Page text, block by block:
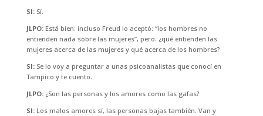
SI:Sí.
JLPO:Está bien: incluso Freud lo aceptó: “los hombres no
entienden nada sobre las mujeres”, pero: ¿qué entienden las
mujeres acerca de las mujeres y qué acerca de los hombres?
SI:Se lo voy a preguntar a unas psicoanalistas que conocí en
Tampico y te cuento.
JLPO:¿Son las personas y los amores como las gafas?
SI:Los malos amores sí, las personas bajas también. Van y